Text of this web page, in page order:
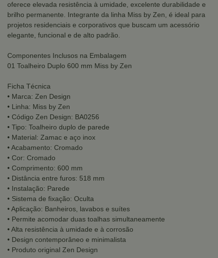
oferece elevada resistência à umidade, excelente durabilidade e
brilho permanente. Integrante da linha Miss by Zen, é ideal para
projetos residenciais e corporativos que buscam um acessório
elegante, funcional e de alto padrão.
Componentes Inclusos na Embalagem
01 Toalheiro Duplo 600 mm Miss by Zen
Ficha Técnica
• Marca: Zen Design
• Linha: Miss by Zen
• Código Zen Design: BA0256
• Tipo: Toalheiro duplo de parede
• Material: Zamac e aço inox
• Acabamento: Cromado
• Cor: Cromado
• Comprimento: 600 mm
• Distância entre furos: 518 mm
• Instalação: Parede
• Sistema de fixação: Oculta
• Aplicação: Banheiros, lavabos e suítes
• Permite acomodar duas toalhas simultaneamente
• Alta resistência à umidade e à corrosão
• Design contemporâneo e minimalista
• Produto original Zen Design